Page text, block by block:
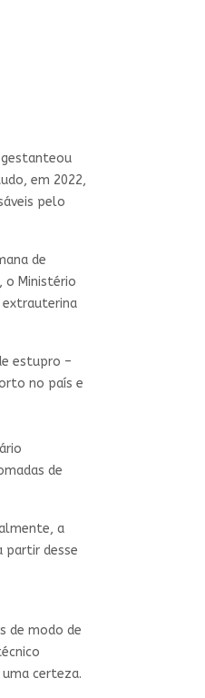
em 2022,
pelo
de
o Ministério
extrauterina
estupro –
no país e
de
a
partir desse
de modo de
certeza.